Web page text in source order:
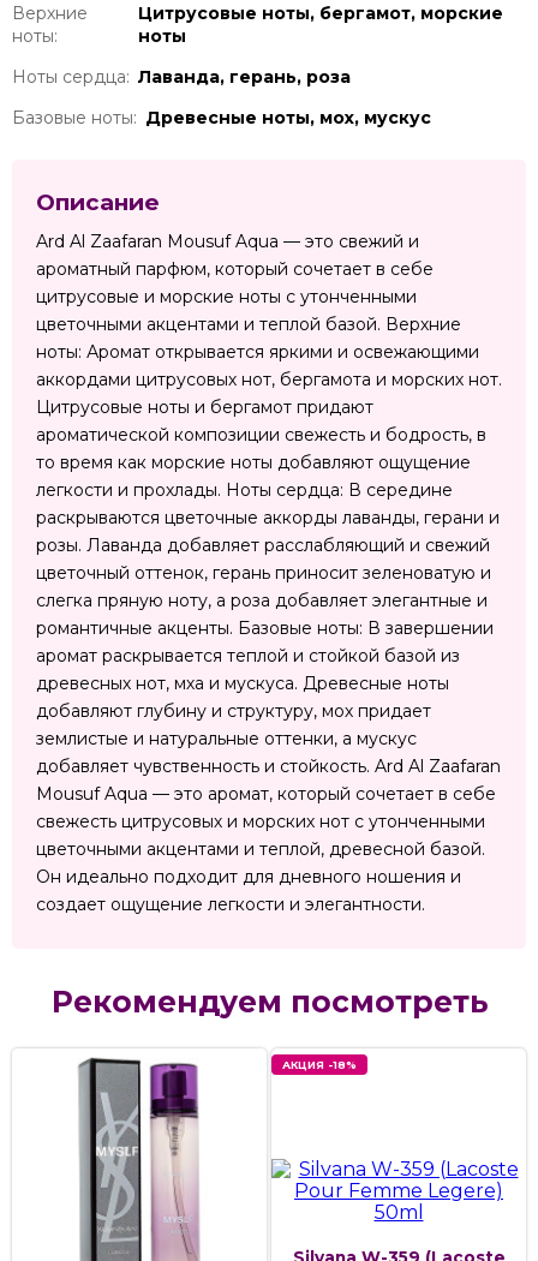
Верхние
ноты:
Цитрусовые ноты, бергамот, морские
ноты
Ноты сердца: Лаванда, герань, роза
Базовые ноты: Древесные ноты, мох, мускус
Описание
Ard Al Zaafaran Mousuf Aqua — это свежий и
ароматный парфюм, который сочетает в себе
цитрусовые и морские ноты с утонченными
цветочными акцентами и теплой базой. Верхние
ноты: Аромат открывается яркими и освежающими
аккордами цитрусовых нот, бергамота и морских нот.
Цитрусовые ноты и бергамот придают
ароматической композиции свежесть и бодрость, в
то время как морские ноты добавляют ощущение
легкости и прохлады. Ноты сердца: В середине
раскрываются цветочные аккорды лаванды, герани и
розы. Лаванда добавляет расслабляющий и свежий
цветочный оттенок, герань приносит зеленоватую и
слегка пряную ноту, а роза добавляет элегантные и
романтичные акценты. Базовые ноты: В завершении
аромат раскрывается теплой и стойкой базой из
древесных нот, мха и мускуса. Древесные ноты
добавляют глубину и структуру, мох придает
землистые и натуральные оттенки, а мускус
добавляет чувственность и стойкость. Ard Al Zaafaran
Mousuf Aqua — это аромат, который сочетает в себе
свежесть цитрусовых и морских нот с утонченными
цветочными акцентами и теплой, древесной базой.
Он идеально подходит для дневного ношения и
создает ощущение легкости и элегантности.
Рекомендуем посмотреть
АКЦИЯ -18%